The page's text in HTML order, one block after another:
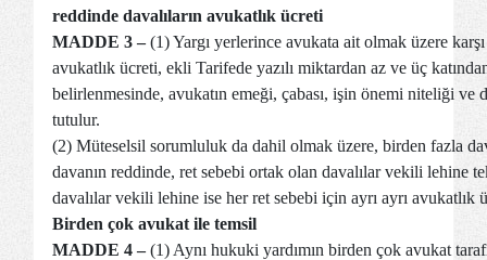
reddinde davalıların avukatlık ücreti
MADDE 3 –(1) Yargı yerlerince avukata ait olmak üzere
avukatlık ücreti, ekli Tarifede yazılı miktardan az ve üç
belirlenmesinde, avukatın emeği, çabası, işin önemi niteliği ve
tutulur.
(2) Müteselsil sorumluluk da dahil olmak üzere, birden fazla
davanın reddinde, ret sebebi ortak olan davalılar vekili lehine
davalılar vekili lehine ise her ret sebebi için ayrı ayrı avukatlık
Birden çok avukat ile temsil
MADDE 4 –(1) Aynı hukuki yardımın birden çok avukat